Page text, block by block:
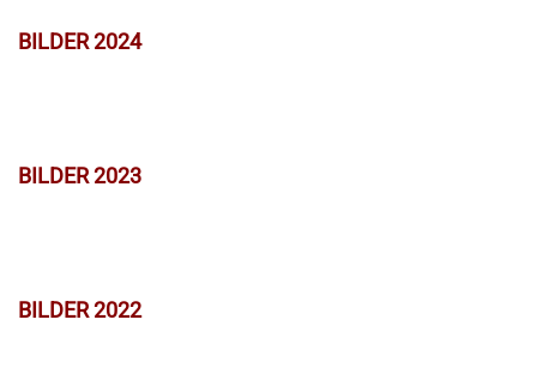
BILDER 2024
BILDER 2023
BILDER 2022